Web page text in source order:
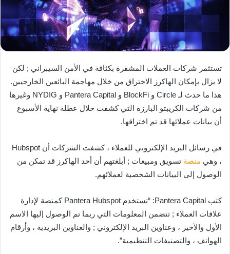
تستثمر شركات العملات المشفرة بكثافة في الأمن السيبراني ; لكن
لا يزال بإمكان الهاكرز الاختراق من خلال مهاجمة البائعين الخارجيين.
هذا ما حدث لـ Circle و BlockFi و Pantera Capital و NYDIG وغيرها
من شركات الكريبتو البارزة التي كشفت خلال عطلة نهاية الأسبوع
أن بيانات عملائها قد تم اختراقها.
في رسائل البريد الإلكتروني للعملاء ، كشفت الشركات أن Hubspot
، وهي منصة تسويق ومبيعات ; أبلغتهم أن أحد الهاكرز قد تمكن من
الوصول إلى البيانات الشخصية لعملائهم.
كتب Pantera Capital: “تستخدم Pantera Hubspot كمنصة لإدارة
علاقات العملاء ; تتضمن المعلومات التي ربما تم الوصول إليها الاسم
الأول والأخير ، وعناوين البريد الإلكتروني ; والعناوين البريدية ، وأرقام
الهواتف ، والتصنيفات التنظيمية”.